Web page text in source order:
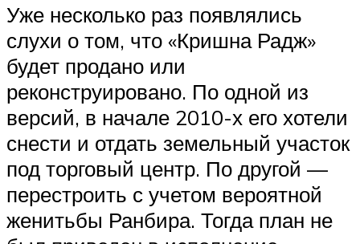
Уже несколько раз появлялись
слухи о том, что «Кришна Радж»
будет продано или
реконструировано. По одной из
версий, в начале 2010-х его хотели
снести и отдать земельный участок
под торговый центр. По другой —
перестроить с учетом вероятной
женитьбы Ранбира. Тогда план не